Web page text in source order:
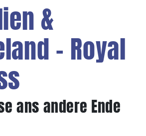
&
- Royal
ans andere Ende